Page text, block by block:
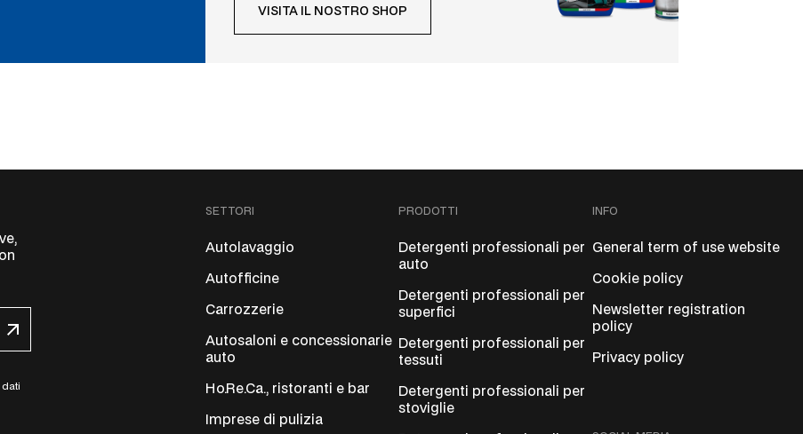
VISITA IL NOSTRO SHOP
dati
SETTORI
Autolavaggio
Autofficine
Carrozzerie
Autosaloni e concessionarie
auto
Ho.Re.Ca., ristoranti e bar
Imprese di pulizia
PRODOTTI
Detergenti professionali per
auto
Detergenti professionali per
superfici
Detergenti professionali per
tessuti
Detergenti professionali per
stoviglie
INFO
General term of use website
Cookie policy
Newsletter registration
policy
Privacy policy